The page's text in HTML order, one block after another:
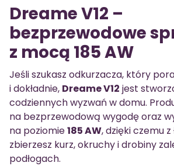
Dreame V12 –
bezprzewodowe
z mocą 185 AW
Jeśli szukasz odkurzacza, który
i dokładnie, Dreame V12 jest
codziennych wyzwań w domu.
na bezprzewodową wygodę oraz
na poziomie185 AW, dzięki czemu
zbierzesz kurz, okruchy i drobiny
podłogach.